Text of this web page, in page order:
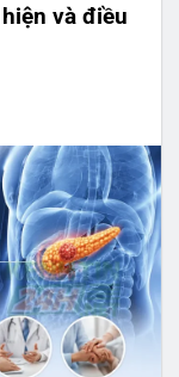
và điều